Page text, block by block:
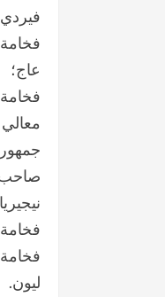
عاج؛
فخامة
معالي
صاحب
ليون.